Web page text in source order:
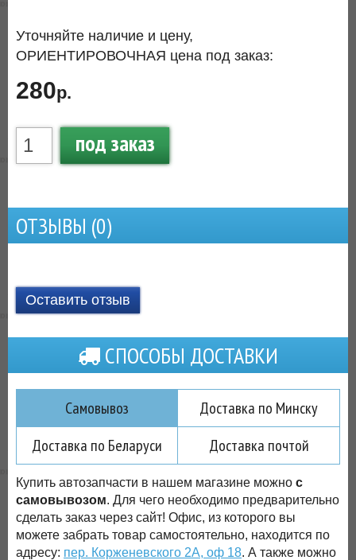
Уточняйте наличие и цену,
ОРИЕНТИРОВОЧНАЯ цена под заказ:
280р.
под заказ
ОТЗЫВЫ (0)
Оставить отзыв
СПОСОБЫ ДОСТАВКИ
Самовывоз
Доставка по Минску
Доставка по Беларуси
Доставка почтой
Купить автозапчасти в нашем магазине можно с
самовывозом. Для чего необходимо предварительно
сделать заказ через сайт! Офис, из которого вы
можете забрать товар самостоятельно, находится по
адресу: пер. Корженевского 2А, оф 18. А также можно